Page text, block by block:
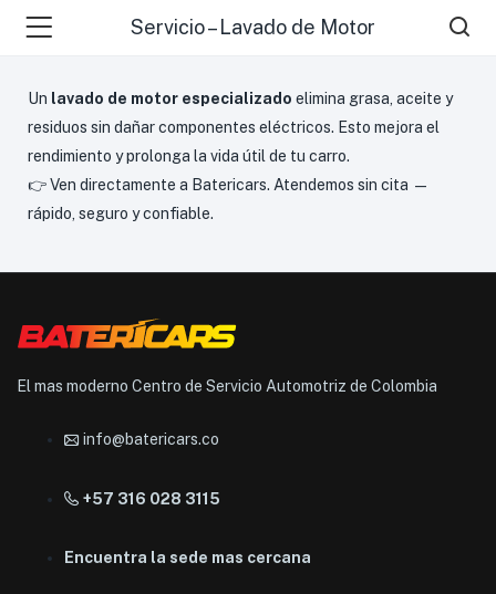
Servicio – Lavado de Motor
Un lavado de motor especializado elimina grasa, aceite y
residuos sin dañar componentes eléctricos. Esto mejora el
rendimiento y prolonga la vida útil de tu carro.
👉 Ven directamente a Batericars. Atendemos sin cita —
rápido, seguro y confiable.
El mas moderno Centro de Servicio Automotriz de Colombia
info@batericars.co
+57 316 028 3115
Encuentra la sede mas cercana